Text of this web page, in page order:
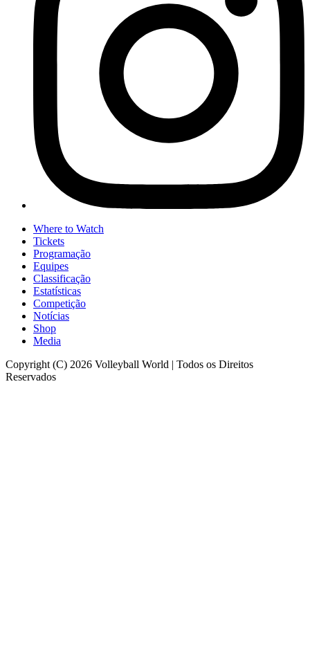
Where to Watch
Tickets
Programação
Equipes
Classificação
Estatísticas
Competição
Notícias
Shop
Media
Copyright (C) 2026 Volleyball World | Todos os Direitos
Reservados